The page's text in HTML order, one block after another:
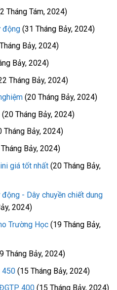
Tháng Tám, 2024)
động (31 Tháng Bảy, 2024)
Bảy, 2024)
Bảy, 2024)
Tháng Bảy, 2024)
(20 Tháng Bảy, 2024)
(20 Tháng Bảy, 2024)
Tháng Bảy, 2024)
Bảy, 2024)
giá tốt nhất (20 Tháng Bảy,
- Dây chuyền chiết dung
2024)
Trường Học (19 Tháng Bảy,
Tháng Bảy, 2024)
450 (15 Tháng Bảy, 2024)
400 (15 Tháng Bảy, 2024)